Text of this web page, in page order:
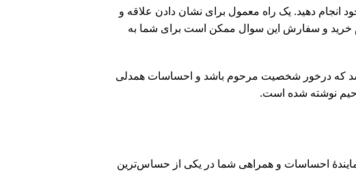
انجام دهید. یک راه معمول برای نشان دادن علاقه و
خرید و سفارش این سوال ممکن است برای شما به
باشد که درخور شخصیت مرحوم باشد و احساسات همدلی
نوشته شده است.
احساسات و همراهی شما در یکی از حساس‌ترین